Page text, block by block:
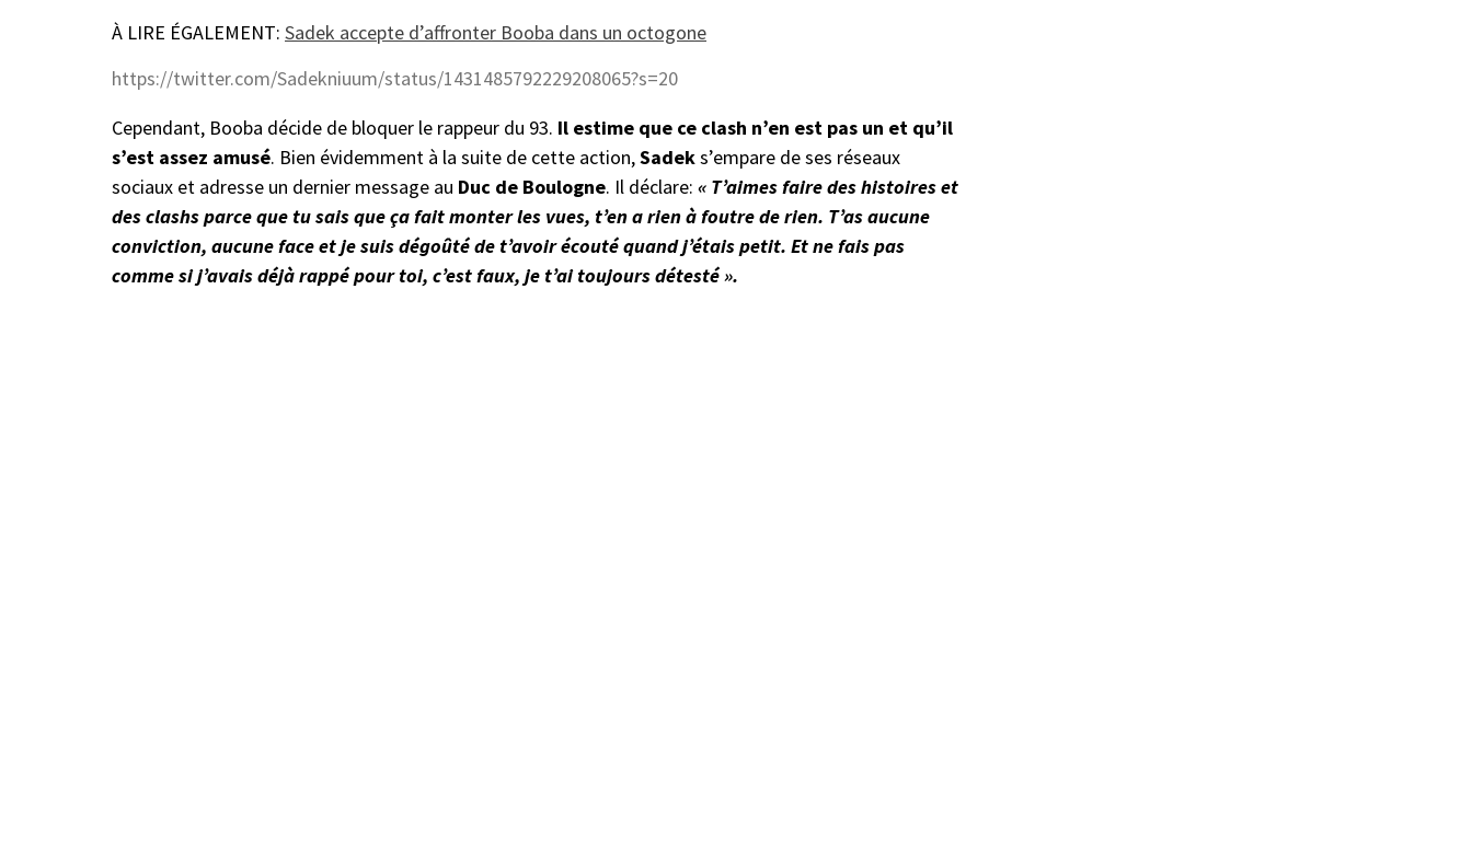
À LIRE ÉGALEMENT: Sadek accepte d’affronter Booba dans un octogone
https://twitter.com/Sadekniuum/status/1431485792229208065?s=20
Cependant, Booba décide de bloquer le rappeur du 93. Il estime que ce clash n’en est pas un et qu’il
s’est assez amusé. Bien évidemment à la suite de cette action,Sadeks’empare de ses réseaux
sociaux et adresse un dernier message au Duc de Boulogne. Il déclare: « T’aimes faire des histoires et
des clashs parce que tu sais que ça fait monter les vues, t’en a rien à foutre de rien. T’as aucune
conviction, aucune face et je suis dégoûté de t’avoir écouté quand j’étais petit. Et ne fais pas
comme si j’avais déjà rappé pour toi, c’est faux, je t’ai toujours détesté ».